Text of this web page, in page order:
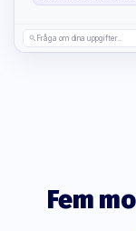
Fråga om dina uppgifter...
Fem